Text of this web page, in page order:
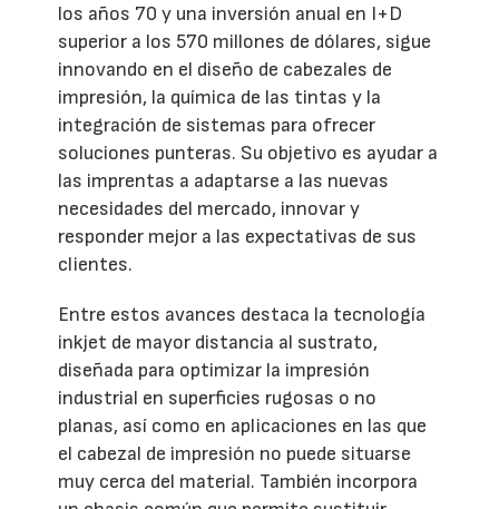
los años 70 y una inversión anual en I+D
superior a los 570 millones de dólares, sigue
innovando en el diseño de cabezales de
impresión, la química de las tintas y la
integración de sistemas para ofrecer
soluciones punteras. Su objetivo es ayudar a
las imprentas a adaptarse a las nuevas
necesidades del mercado, innovar y
responder mejor a las expectativas de sus
clientes.
Entre estos avances destaca la tecnología
inkjet de mayor distancia al sustrato,
diseñada para optimizar la impresión
industrial en superficies rugosas o no
planas, así como en aplicaciones en las que
el cabezal de impresión no puede situarse
muy cerca del material. También incorpora